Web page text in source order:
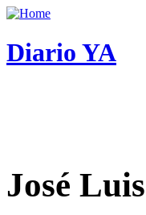
Diario YA
José